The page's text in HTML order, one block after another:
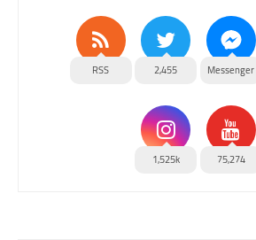
Messenger
2,455
RSS
75,274
1,525k